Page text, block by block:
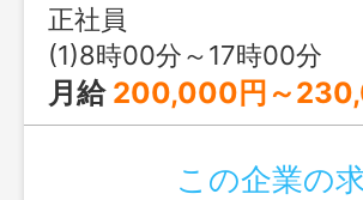
正社員
(1)8時00分～17時00分
月給 200,000円～
この企業の